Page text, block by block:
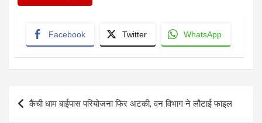
Facebook Twitter WhatsApp
Post
navigation
कैंची धाम बाईपास परियोजना फिर अटकी, वन विभाग ने लौटाई फाइल